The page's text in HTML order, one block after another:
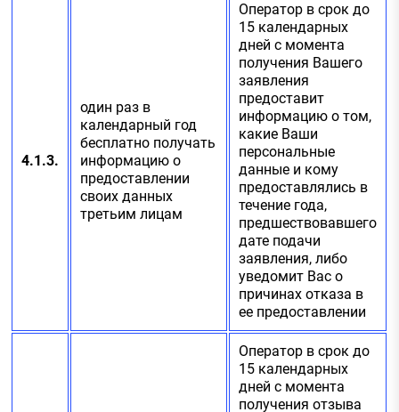
4.1.3.
один раз в
календарный год
бесплатно получать
информацию о
предоставлении
своих данных
третьим лицам
Оператор в срок до
15 календарных
дней с момента
получения Вашего
заявления
предоставит
информацию о том,
какие Ваши
персональные
данные и кому
предоставлялись в
течение года,
предшествовавшего
дате подачи
заявления, либо
уведомит Вас о
причинах отказа в
ее предоставлении
Оператор в срок до
15 календарных
дней с момента
получения отзыва